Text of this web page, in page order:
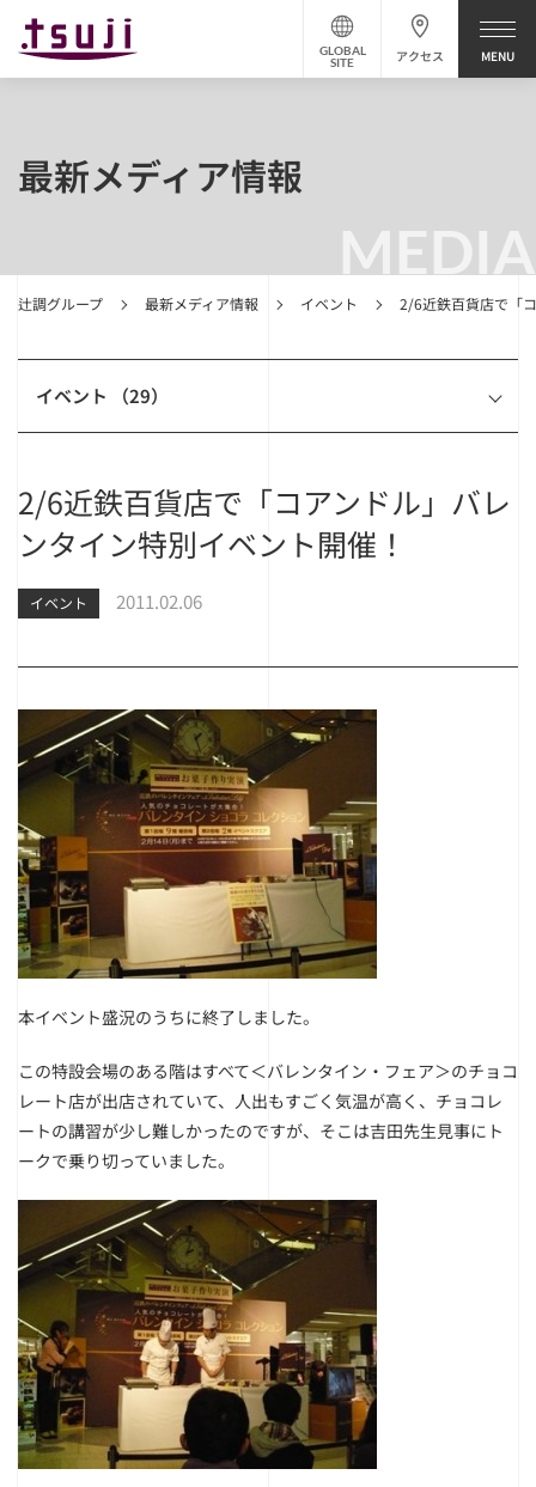
アクセス
GLOBAL
SITE
MEDIA
辻調グループ 最新メディア情報 イベント 2/6近鉄百貨店で「
最新メディア情報
イベント （29）
2/6近鉄百貨店で「コアンドル」バレ
ンタイン特別イベント開催！
イベント 2011.02.06
本イベント盛況のうちに終了しました。
この特設会場のある階はすべて＜バレンタイン・フェア＞のチョコ
レート店が出店されていて、人出もすごく気温が高く、チョコレ
ートの講習が少し難しかったのですが、そこは吉田先生見事にト
ークで乗り切っていました。